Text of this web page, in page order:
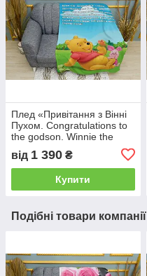
Плед «Привітання з Вінні
Пухом. Congratulations to
the godson. Winnie the
від 1 390 ₴
Купити
Подібні товари компанії